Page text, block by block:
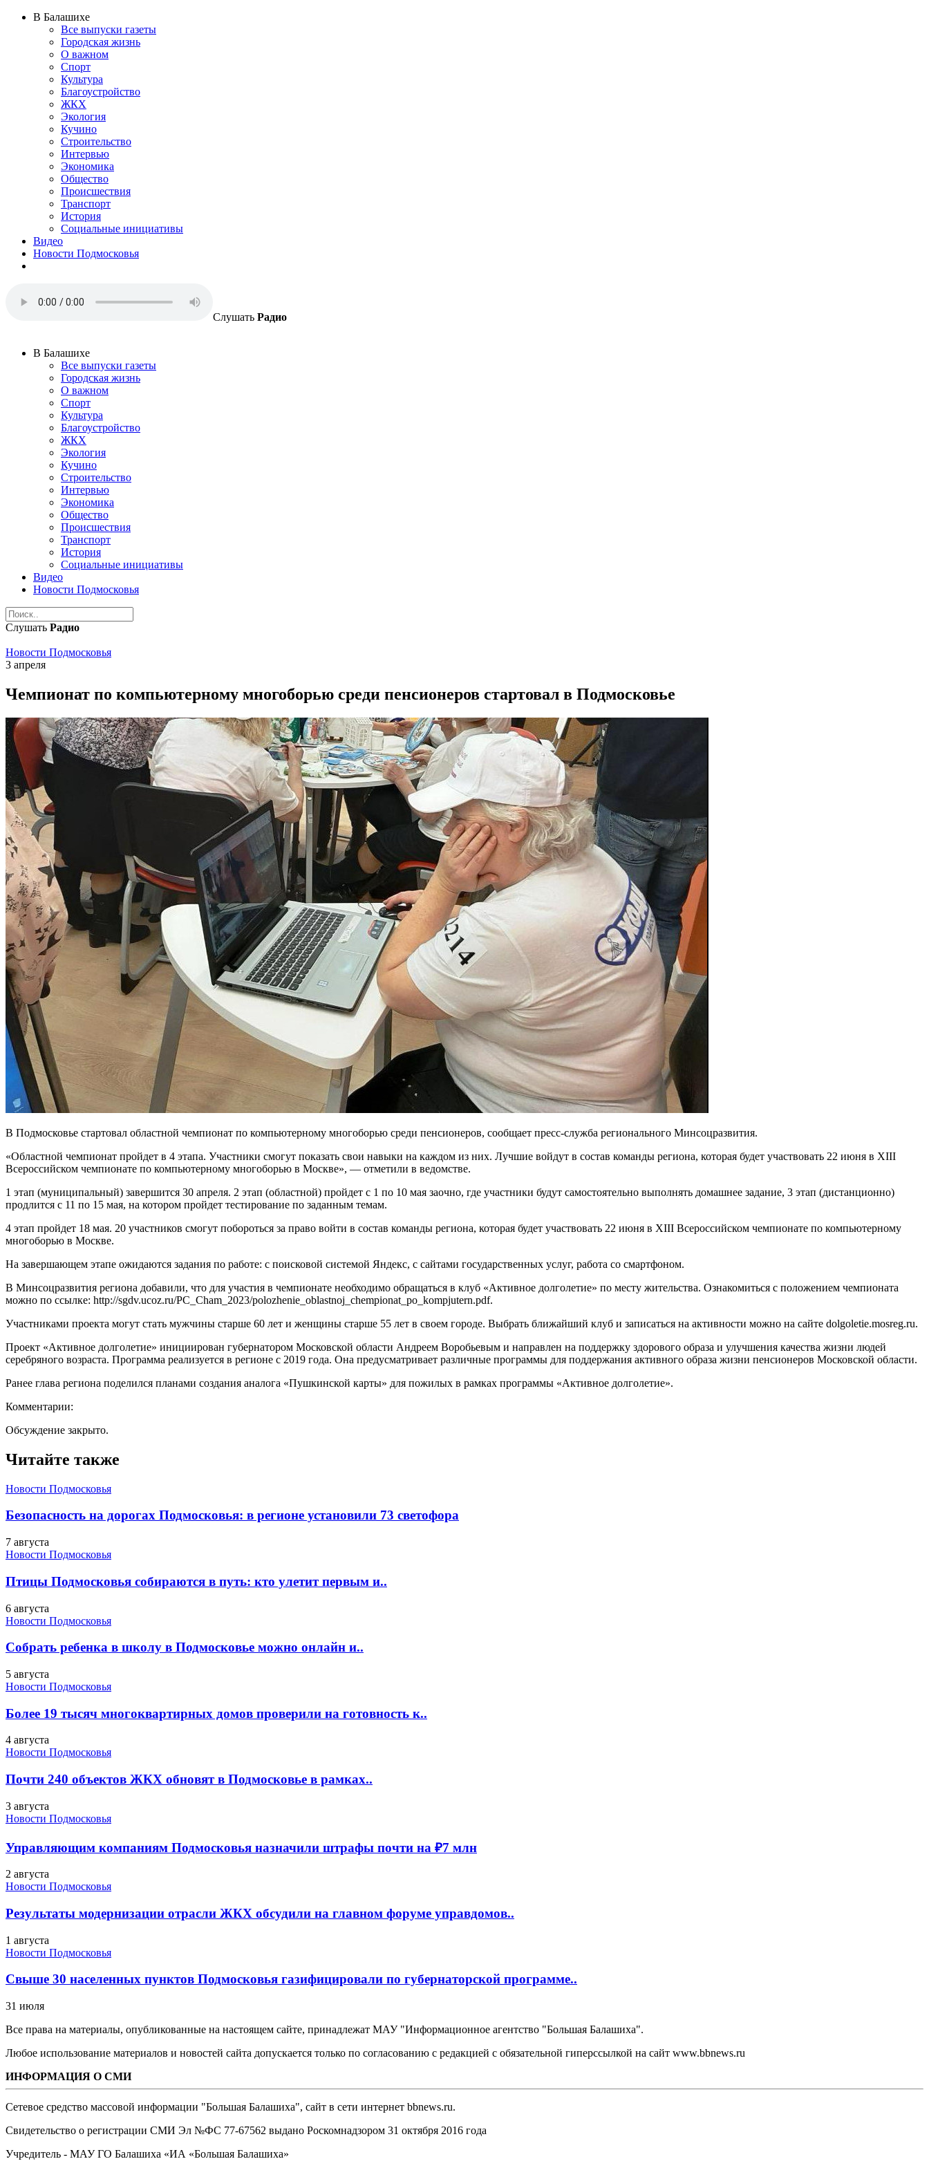
В Балашихе
Все выпуски газеты
Городская жизнь
О важном
Спорт
Культура
Благоустройство
ЖКХ
Экология
Кучино
Строительство
Интервью
Экономика
Общество
Происшествия
Транспорт
История
Социальные инициативы
Видео
Новости Подмосковья
Слушать Радио
В Балашихе
Все выпуски газеты
Городская жизнь
О важном
Спорт
Культура
Благоустройство
ЖКХ
Экология
Кучино
Строительство
Интервью
Экономика
Общество
Происшествия
Транспорт
История
Социальные инициативы
Видео
Новости Подмосковья
Слушать Радио
Новости Подмосковья
3 апреля
Чемпионат по компьютерному многоборью среди пенсионеров стартовал в Подмосковье
В Подмосковье стартовал областной чемпионат по компьютерному многоборью среди пенсионеров, сообщает пресс-служба регионального Минсоцразвития.
«Областной чемпионат пройдет в 4 этапа. Участники смогут показать свои навыки на каждом из них. Лучшие войдут в состав команды региона, которая будет участвовать 22 июня в XIII
Всероссийском чемпионате по компьютерному многоборью в Москве», — отметили в ведомстве.
1 этап (муниципальный) завершится 30 апреля. 2 этап (областной) пройдет с 1 по 10 мая заочно, где участники будут самостоятельно выполнять домашнее задание, 3 этап (дистанционно)
продлится с 11 по 15 мая, на котором пройдет тестирование по заданным темам.
4 этап пройдет 18 мая. 20 участников смогут побороться за право войти в состав команды региона, которая будет участвовать 22 июня в XIII Всероссийском чемпионате по компьютерному
многоборью в Москве.
На завершающем этапе ожидаются задания по работе: c поисковой системой Яндекс, с сайтами государственных услуг, работа со смартфоном.
В Минсоцразвития региона добавили, что для участия в чемпионате необходимо обращаться в клуб «Активное долголетие» по месту жительства. Ознакомиться с положением чемпионата
можно по ссылке: http://sgdv.ucoz.ru/PC_Cham_2023/polozhenie_oblastnoj_chempionat_po_kompjutern.pdf.
Участниками проекта могут стать мужчины старше 60 лет и женщины старше 55 лет в своем городе. Выбрать ближайший клуб и записаться на активности можно на сайте dolgoletie.mosreg.ru.
Проект «Активное долголетие» инициирован губернатором Московской области Андреем Воробьевым и направлен на поддержку здорового образа и улучшения качества жизни людей
серебряного возраста. Программа реализуется в регионе с 2019 года. Она предусматривает различные программы для поддержания активного образа жизни пенсионеров Московской области.
Ранее глава региона поделился планами создания аналога «Пушкинской карты» для пожилых в рамках программы «Активное долголетие».
Комментарии:
Обсуждение закрыто.
Читайте также
Новости Подмосковья
Безопасность на дорогах Подмосковья: в регионе установили 73 светофора
7 августа
Новости Подмосковья
Птицы Подмосковья собираются в путь: кто улетит первым и..
6 августа
Новости Подмосковья
Собрать ребенка в школу в Подмосковье можно онлайн и..
5 августа
Новости Подмосковья
Более 19 тысяч многоквартирных домов проверили на готовность к..
4 августа
Новости Подмосковья
Почти 240 объектов ЖКХ обновят в Подмосковье в рамках..
3 августа
Новости Подмосковья
Управляющим компаниям Подмосковья назначили штрафы почти на ₽7 млн
2 августа
Новости Подмосковья
Результаты модернизации отрасли ЖКХ обсудили на главном форуме управдомов..
1 августа
Новости Подмосковья
Свыше 30 населенных пунктов Подмосковья газифицировали по губернаторской программе..
31 июля
Все права на материалы, опубликованные на настоящем сайте, принадлежат МАУ "Информационное агентство "Большая Балашиха".
Любое использование материалов и новостей сайта допускается только по согласованию с редакцией с обязательной гиперссылкой на сайт www.bbnews.ru
ИНФОРМАЦИЯ О СМИ
Сетевое средство массовой информации "Большая Балашиха", сайт в сети интернет bbnews.ru.
Свидетельство о регистрации СМИ Эл №ФС ‎77-67562 выдано Роскомнадзором 31 октября 2016 года
Учредитель - МАУ ГО Балашиха «ИА «Большая Балашиха»